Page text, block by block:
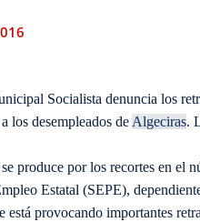
Socialista denuncia los
los desempleados de Algeciras.
produce por los recortes en el
Estatal (SEPE),
está provocando importantes